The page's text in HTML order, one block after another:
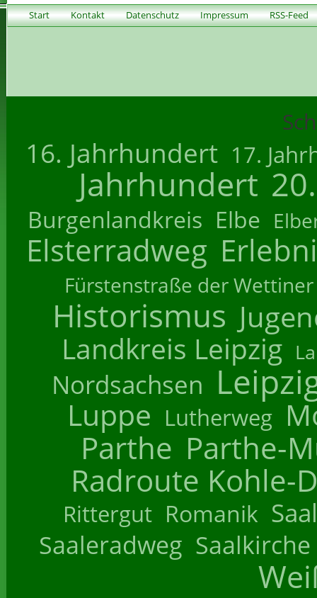
Start Kontakt Datenschutz Impressum RSS-Feed
16. Jahrhundert 17.
Jahrhundert
Burgenlandkreis Elbe
Elsterradweg
Fürstenstraße der Wettiner
Historismus
Landkreis Leipzig
Nordsachsen
Luppe Lutherweg
Parthe Parthe-
Radroute Kohle-
Rittergut Romanik
Saaleradweg Saalkirche